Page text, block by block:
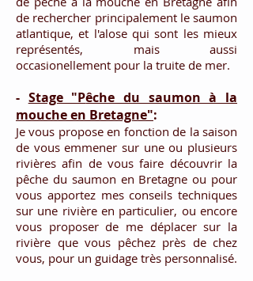
de rechercher principalement le saumon
atlantique, et l'alose qui sont les mieux
représentés, mais aussi
occasionellement pour la truite de mer.
- Stage "Pêche du saumon à la
mouche en Bretagne":
Je vous propose en fonction de la saison
de vous emmener sur une ou plusieurs
rivières afin de vous faire découvrir la
pêche du saumon en Bretagne ou pour
vous apportez mes conseils techniques
sur une rivière en particulier, ou encore
vous proposer de me déplacer sur la
rivière que vous pêchez près de chez
vous, pour un guidage très personnalisé.